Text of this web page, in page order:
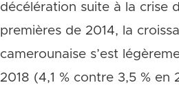
décélération suite à la crise
premières de 2014, la
camerounaise s’est
2018 (4,1 % contre 3,5 % en